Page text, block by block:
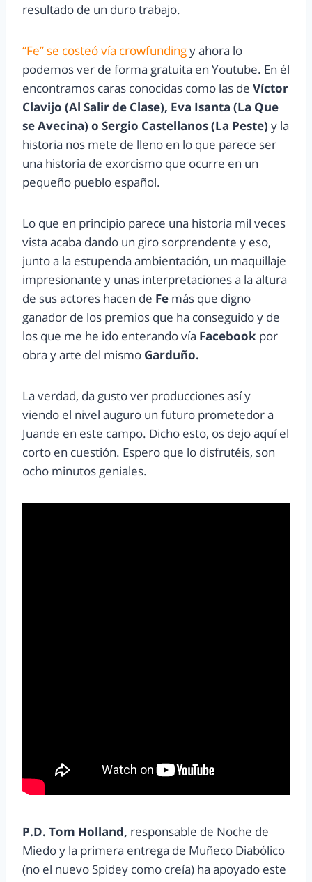
resultado de un duro trabajo.
“Fe” se costeó vía crowfundingy ahora lo
podemos ver de forma gratuita en Youtube. En él
encontramos caras conocidas como las de Víctor
Clavijo (Al Salir de Clase), Eva Isanta (La Que
se Avecina) o Sergio Castellanos (La Peste) y la
historia nos mete de lleno en lo que parece ser
una historia de exorcismo que ocurre en un
pequeño pueblo español.
Lo que en principio parece una historia mil veces
vista acaba dando un giro sorprendente y eso,
junto a la estupenda ambientación, un maquillaje
impresionante y unas interpretaciones a la altura
de sus actores hacen de Fe más que digno
ganador de los premios que ha conseguido y de
los que me he ido enterando vía Facebook por
obra y arte del mismo Garduño.
La verdad, da gusto ver producciones así y
viendo el nivel auguro un futuro prometedor a
Juande en este campo. Dicho esto, os dejo aquí el
corto en cuestión. Espero que lo disfrutéis, son
ocho minutos geniales.
P.D. Tom Holland, responsable de Noche de
Miedo y la primera entrega de Muñeco Diabólico
(no el nuevo Spidey como creía) ha apoyado este